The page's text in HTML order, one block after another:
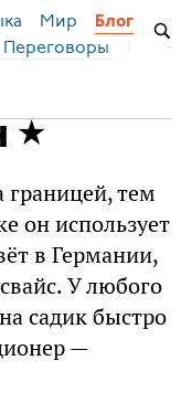
Мир Блог
Переговоры
тем
он использует
в Германии,
У любого
садик быстро
—